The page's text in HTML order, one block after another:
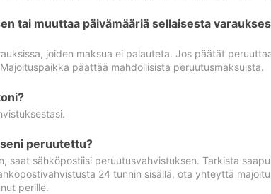
tai muuttaa päivämääriä sellaisesta
joiden maksua ei palauteta. Jos päätät
päättää mahdollisista peruutusmaksuista.
peruutettu?
saat sähköpostiisi peruutusvahvistuksen. Tarkista
24 tunnin sisällä, ota yhteyttä
perille.